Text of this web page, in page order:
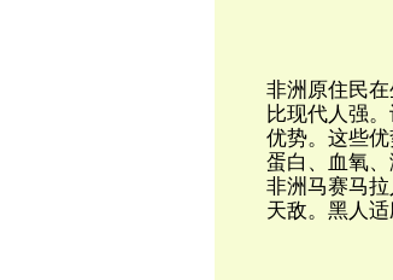
非洲原住民
比现代人强
优势。这些
蛋白、血氧
非洲马赛马
天敌。黑人